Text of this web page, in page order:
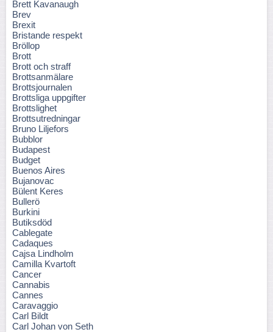
Brett Kavanaugh
Brev
Brexit
Bristande respekt
Bröllop
Brott
Brott och straff
Brottsanmälare
Brottsjournalen
Brottsliga uppgifter
Brottslighet
Brottsutredningar
Bruno Liljefors
Bubblor
Budapest
Budget
Buenos Aires
Bujanovac
Bülent Keres
Bullerö
Burkini
Butiksdöd
Cablegate
Cadaques
Cajsa Lindholm
Camilla Kvartoft
Cancer
Cannabis
Cannes
Caravaggio
Carl Bildt
Carl Johan von Seth